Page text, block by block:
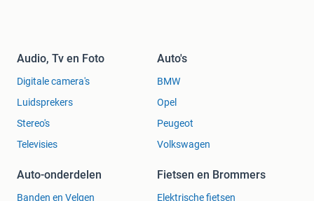
Audio, Tv en Foto
Digitale camera's
Luidsprekers
Stereo's
Televisies
Auto's
BMW
Opel
Peugeot
Volkswagen
Auto-onderdelen
Banden en Velgen
Fietsen en Brommers
Elektrische fietsen